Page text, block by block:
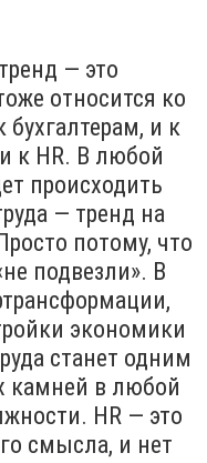
— это
относится ко
и к
к HR. В любой
происходить
— тренд на
потому, что
подвезли». В
экономики
станет одним
камней в любой
HR — это
смысла, и нет